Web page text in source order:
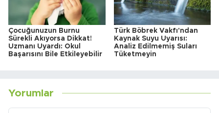
Çocuğunuzun Burnu
Sürekli Akıyorsa Dikkat!
Uzmanı Uyardı: Okul
Başarısını Bile Etkileyebilir
Türk Böbrek Vakfı'ndan
Kaynak Suyu Uyarısı:
Analiz Edilmemiş Suları
Tüketmeyin
Yorumlar